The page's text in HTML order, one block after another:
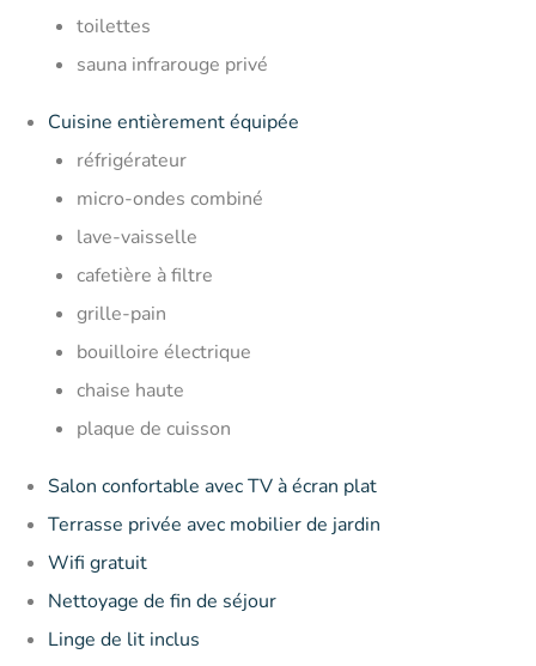
toilettes
sauna infrarouge privé
Cuisine entièrement équipée
réfrigérateur
micro-ondes combiné
lave-vaisselle
cafetière à filtre
grille-pain
bouilloire électrique
chaise haute
plaque de cuisson
Salon confortable avec TV à écran plat
Terrasse privée avec mobilier de jardin
Wifi gratuit
Nettoyage de fin de séjour
Linge de lit inclus